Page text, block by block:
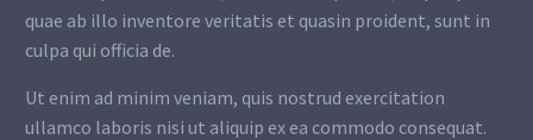
quae ab illo inventore veritatis et quasin proident, sunt in
culpa qui officia de.
Ut enim ad minim veniam, quis nostrud exercitation
ullamco laboris nisi ut aliquip ex ea commodo consequat.